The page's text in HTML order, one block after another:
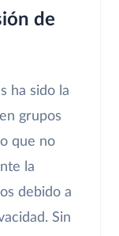
de
ha sido la
grupos
que no
la
debido a
Sin